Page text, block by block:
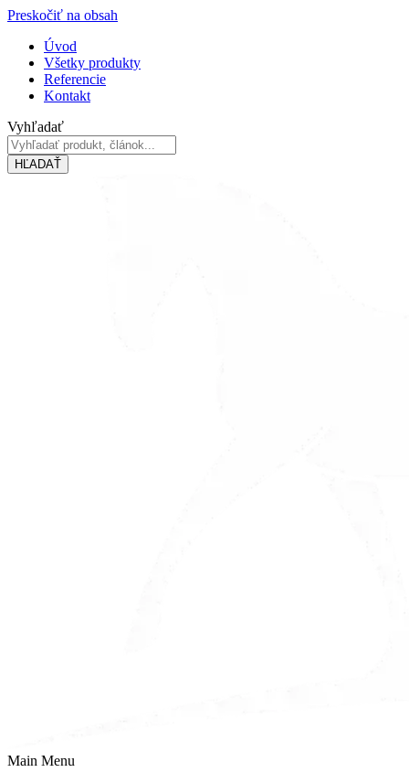
Preskočiť na obsah
Úvod
Všetky produkty
Referencie
Kontakt
Vyhľadať
HĽADAŤ
Main Menu